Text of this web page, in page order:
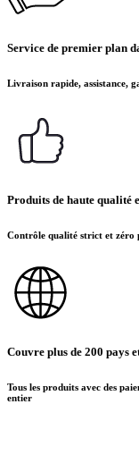
Service de premier plan
Livraison rapide, assistance,
Produits de haute qualité
Contrôle qualité strict et zéro
Couvre plus de 200 pays
Tous les produits avec des
entier